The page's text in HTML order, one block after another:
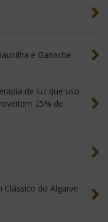
e Ganache
de luz que uso
25% de
do Algarve